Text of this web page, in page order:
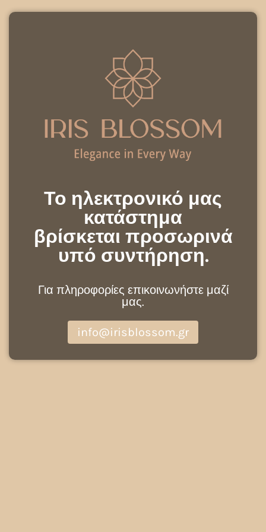
Το ηλεκτρονικό μας
κατάστημα
βρίσκεται προσωρινά
υπό συντήρηση.
Για πληροφορίες επικοινωνήστε μαζί
μας.
info@irisblossom.gr